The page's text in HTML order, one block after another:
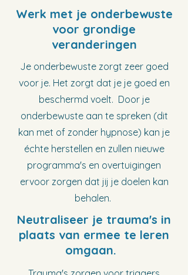
Werk met je onderbewuste
voor grondige
veranderingen
Je onderbewuste zorgt zeer goed
voor je. Het zorgt dat je je goed en
beschermd voelt. Door je
onderbewuste aan te spreken (dit
kan met of zonder hypnose) kan je
échte herstellen en zullen nieuwe
programma's en overtuigingen
ervoor zorgen dat jij je doelen kan
behalen.
Neutraliseer je trauma's in
plaats van ermee te leren
omgaan.